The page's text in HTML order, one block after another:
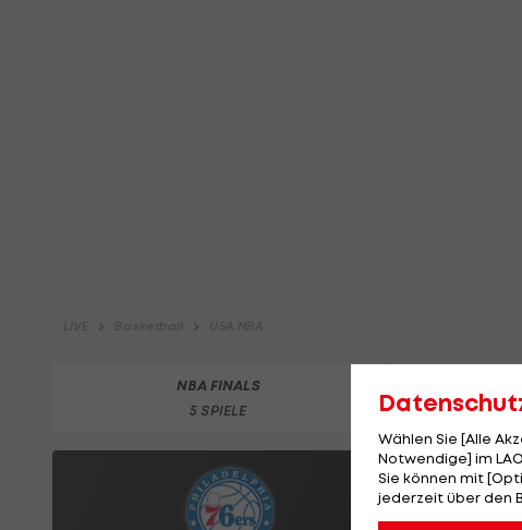
Wählen Sie [Alle
Notwendige] im
Sie können mit
jederzeit über den